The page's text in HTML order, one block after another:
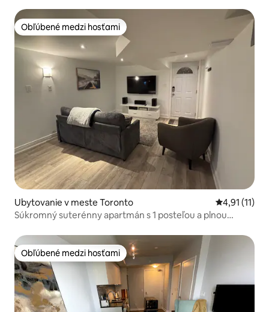
Obľúbené medzi hosťami
Obľúbené medzi hosťami
Ubytovanie v meste Toronto Priemerné
4,91 (11)
Súkromný suterénny apartmán s 1 posteľou a plnou
Obľúbené medzi hosťami
Obľúbené medzi hosťami